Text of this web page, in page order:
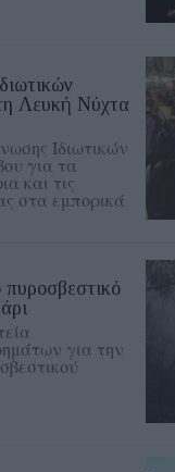
Λευκή Νύχτα
Ιδιωτικών
για τα
και τις
στα εμπορικά
για την